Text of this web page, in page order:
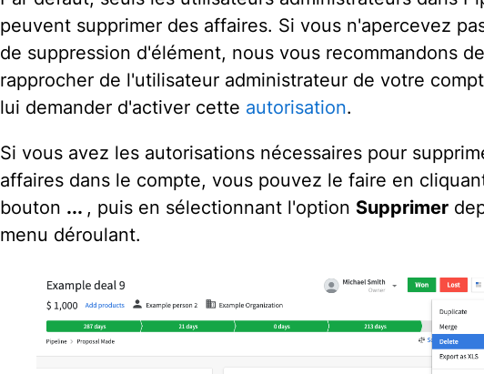
peuvent supprimer des affaires. Si vous n'apercevez
de suppression d'élément, nous vous recommandons
rapprocher de l'utilisateur administrateur de votre
lui demander d'activer cette autorisation.
Si vous avez les autorisations nécessaires pour
affaires dans le compte, vous pouvez le faire en
bouton ... , puis en sélectionnant l'option Supprimer
menu déroulant.